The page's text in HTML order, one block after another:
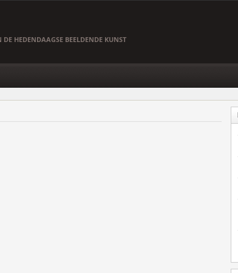
HEDENDAAGSE BEELDENDE KUNST